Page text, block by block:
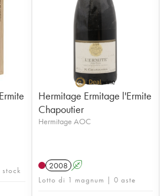
Hermitage Ermitage l'Ermite
Chapoutier
Hermitage AOC
2008 A
Lotto di 1 magnum | 0 aste